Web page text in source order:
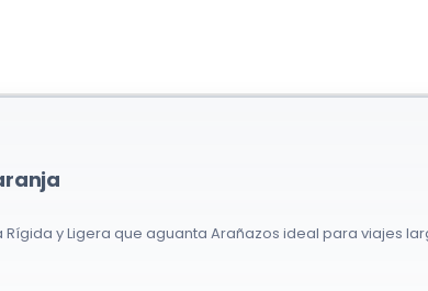
Rígida y Ligera que aguanta Arañazos ideal para viajes